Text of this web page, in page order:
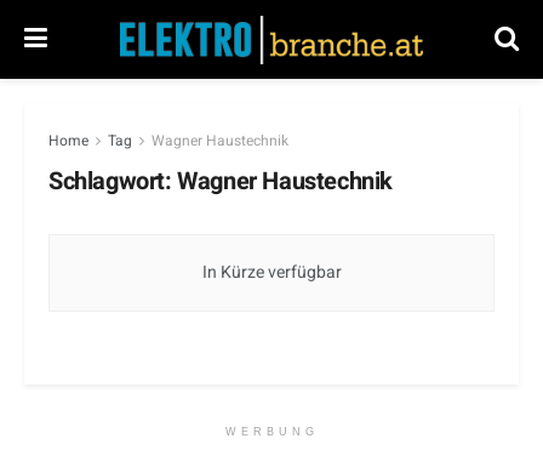
Home Tag Wagner Haustechnik
Schlagwort:Wagner Haustechnik
In Kürze verfügbar
WERBUNG